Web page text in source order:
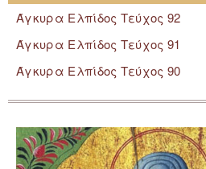
Άγκυρα Ελπίδος Τεύχος 92
Άγκυρα Ελπίδος Τεύχος 91
Άγκυρα Ελπίδος Τεύχος 90